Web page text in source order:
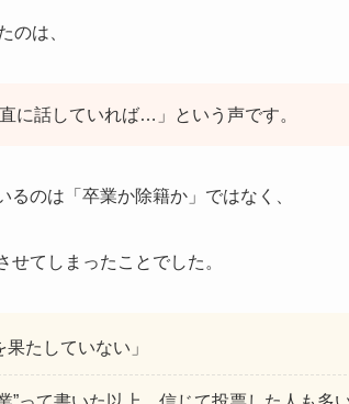
のは、
直に話していれば…」という声です。
るのは「卒業か除籍か」ではなく、
せてしまったことでした。
果たしていない」